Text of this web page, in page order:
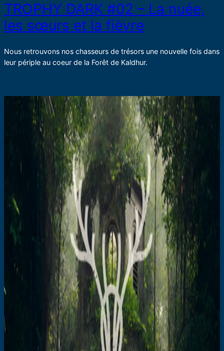
TROPHY DARK #02 – La nuée,
les sœurs et la fièvre
Nous retrouvons nos chasseurs de trésors une nouvelle fois dans
leur périple au coeur de la Forêt de Kaldhur.